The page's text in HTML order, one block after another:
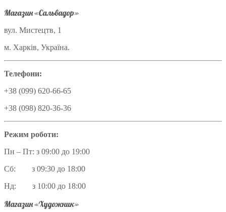
Магазин «Сальвадор»
вул. Мистецтв, 1
м. Харків, Україна.
Телефони:
+38 (099) 620-66-65
+38 (098) 820-36-36
Режим роботи:
Пн – Пт: з 09:00 до 19:00
Сб: з 09:30 до 18:00
Нд: з 10:00 до 18:00
Магазин «Художник»